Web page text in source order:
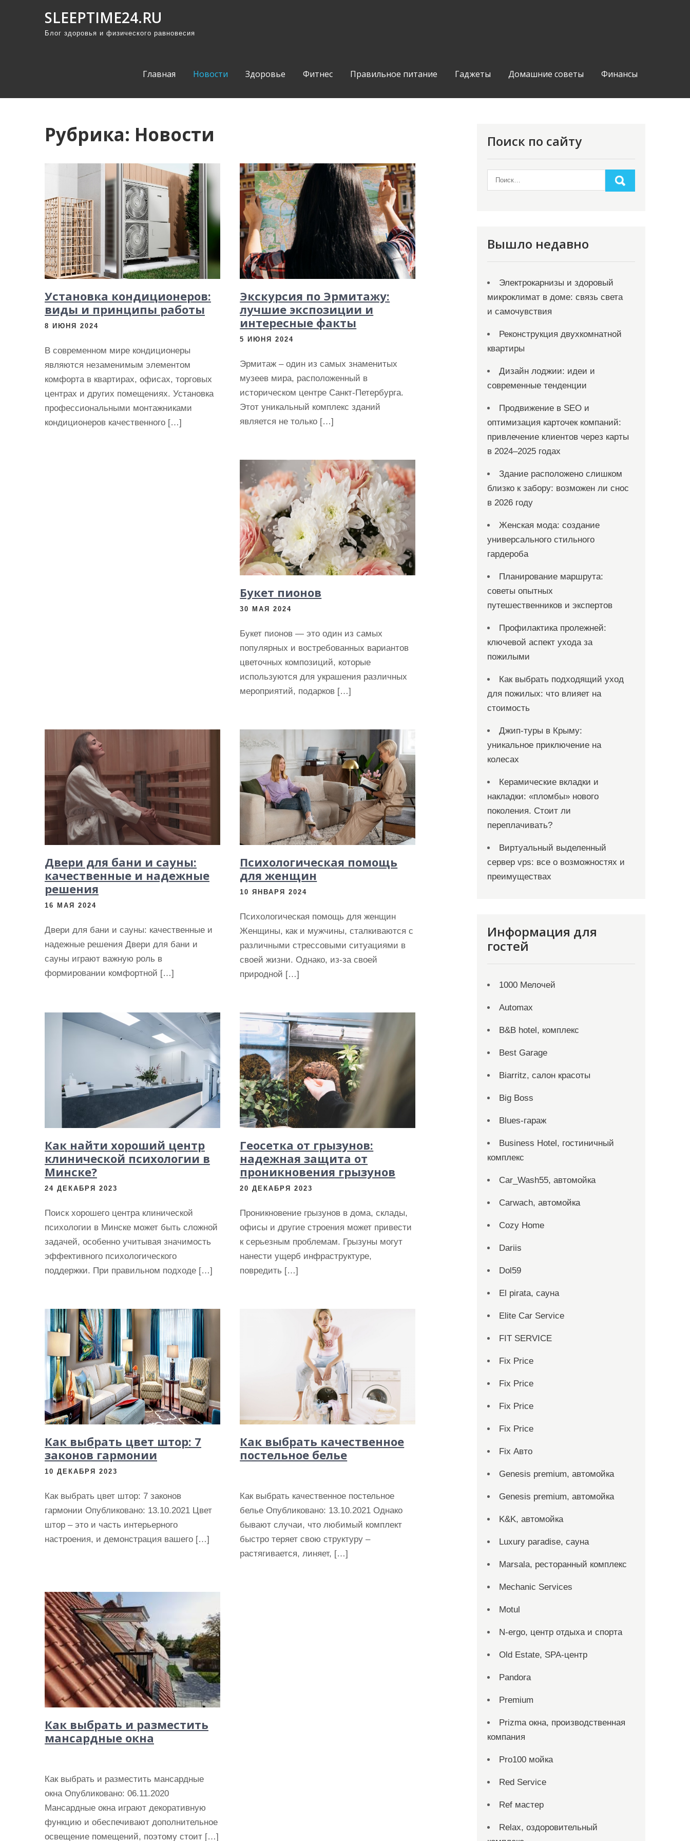
SLEEPTIME24.RU
Блог здоровья и физического равновесия
Главная Новости Здоровье Фитнес Правильное питание Гаджеты Домашние советы Финансы
Рубрика: Новости
Установка кондиционеров:
виды и принципы работы
8 ИЮНЯ 2024
В современном мире кондиционеры
являются незаменимым элементом
комфорта в квартирах, офисах, торговых
центрах и других помещениях. Установка
профессиональными монтажниками
кондиционеров качественного […]
Экскурсия по Эрмитажу:
лучшие экспозиции и
интересные факты
5 ИЮНЯ 2024
Эрмитаж – один из самых знаменитых
музеев мира, расположенный в
историческом центре Санкт-Петербурга.
Этот уникальный комплекс зданий
является не только […]
Букет пионов
30 МАЯ 2024
Букет пионов — это один из самых
популярных и востребованных вариантов
цветочных композиций, которые
используются для украшения различных
мероприятий, подарков […]
Двери для бани и сауны:
качественные и надежные
решения
16 МАЯ 2024
Двери для бани и сауны: качественные и
надежные решения Двери для бани и
сауны играют важную роль в
формировании комфортной […]
Психологическая помощь
для женщин
10 ЯНВАРЯ 2024
Психологическая помощь для женщин
Женщины, как и мужчины, сталкиваются с
различными стрессовыми ситуациями в
своей жизни. Однако, из-за своей
природной […]
Как найти хороший центр
клинической психологии в
Минске?
24 ДЕКАБРЯ 2023
Поиск хорошего центра клинической
психологии в Минске может быть сложной
задачей, особенно учитывая значимость
эффективного психологического
поддержки. При правильном подходе […]
Геосетка от грызунов:
надежная защита от
проникновения грызунов
20 ДЕКАБРЯ 2023
Проникновение грызунов в дома, склады,
офисы и другие строения может привести
к серьезным проблемам. Грызуны могут
нанести ущерб инфраструктуре,
повредить […]
Как выбрать цвет штор: 7
законов гармонии
10 ДЕКАБРЯ 2023
Как выбрать цвет штор: 7 законов
гармонии Опубликовано: 13.10.2021 Цвет
штор – это и часть интерьерного
настроения, и демонстрация вашего […]
Как выбрать качественное
постельное белье
Как выбрать качественное постельное
белье Опубликовано: 13.10.2021 Однако
бывают случаи, что любимый комплект
быстро теряет свою структуру –
растягивается, линяет, […]
Как выбрать и разместить
мансардные окна
Как выбрать и разместить мансардные
окна Опубликовано: 06.11.2020
Мансардные окна играют декоративную
функцию и обеспечивают дополнительное
освещение помещений, поэтому стоит […]
Поиск по сайту
Вышло недавно
Электрокарнизы и здоровый
микроклимат в доме: связь света
и самочувствия
Реконструкция двухкомнатной
квартиры
Дизайн лоджии: идеи и
современные тенденции
Продвижение в SEO и
оптимизация карточек компаний:
привлечение клиентов через карты
в 2024–2025 годах
Здание расположено слишком
близко к забору: возможен ли снос
в 2026 году
Женская мода: создание
универсального стильного
гардероба
Планирование маршрута:
советы опытных
путешественников и экспертов
Профилактика пролежней:
ключевой аспект ухода за
пожилыми
Как выбрать подходящий уход
для пожилых: что влияет на
стоимость
Джип-туры в Крыму:
уникальное приключение на
колесах
Керамические вкладки и
накладки: «пломбы» нового
поколения. Стоит ли
переплачивать?
Виртуальный выделенный
сервер vps: все о возможностях и
преимуществах
Информация для
гостей
1000 Мелочей
Automax
B&B hotel, комплекс
Best Garage
Biarritz, салон красоты
Big Boss
Blues-гараж
Business Hotel, гостиничный
комплекс
Car_Wash55, автомойка
Carwach, автомойка
Cozy Home
Dariis
Dol59
El pirata, сауна
Elite Car Service
FIT SERVICE
Fix Price
Fix Price
Fix Price
Fix Price
Fix Авто
Genesis premium, автомойка
Genesis premium, автомойка
K&K, автомойка
Luxury paradise, сауна
Marsala, ресторанный комплекс
Mechanic Services
Motul
N-ergo, центр отдыха и спорта
Old Estate, SPA-центр
Pandora
Premium
Prizma окна, производственная
компания
Pro100 мойка
Red Service
Ref мастер
Relax, оздоровительный